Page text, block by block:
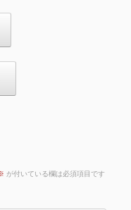
が付いている欄は必須項目です